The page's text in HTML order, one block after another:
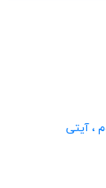
دوم ، آیتی